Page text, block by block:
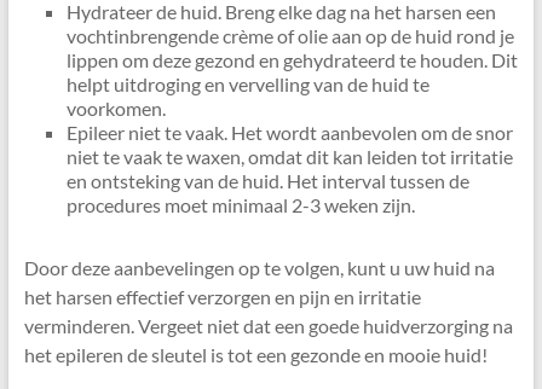
Hydrateer de huid. Breng elke dag na het harsen een
vochtinbrengende crème of olie aan op de huid rond je
lippen om deze gezond en gehydrateerd te houden. Dit
helpt uitdroging en vervelling van de huid te
voorkomen.
Epileer niet te vaak. Het wordt aanbevolen om de snor
niet te vaak te waxen, omdat dit kan leiden tot irritatie
en ontsteking van de huid. Het interval tussen de
procedures moet minimaal 2-3 weken zijn.
Door deze aanbevelingen op te volgen, kunt u uw huid na
het harsen effectief verzorgen en pijn en irritatie
verminderen. Vergeet niet dat een goede huidverzorging na
het epileren de sleutel is tot een gezonde en mooie huid!